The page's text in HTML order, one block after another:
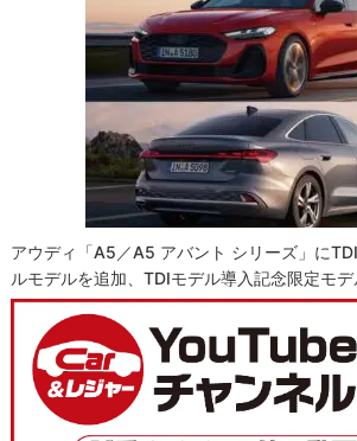
アウディ「A5／A5 アバント シリーズ」に
ルモデルを追加、TDIモデル導入記念限定モ